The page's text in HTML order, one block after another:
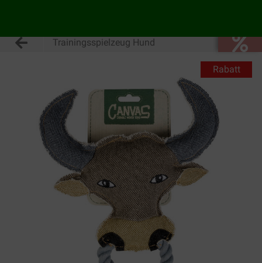
Trainingsspielzeug Hund
Rabatt